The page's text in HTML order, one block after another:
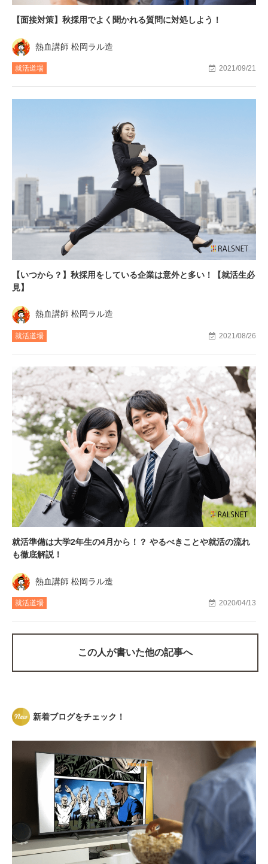
【面接対策】秋採用でよく聞かれる質問に対処しよう！
熱血講師 松岡ラル造
就活道場 2021/09/21
【いつから？】秋採用をしている企業は意外と多い！【就活生必
見】
熱血講師 松岡ラル造
就活道場 2021/08/26
就活準備は大学2年生の4月から！？ やるべきことや就活の流れ
も徹底解説！
熱血講師 松岡ラル造
就活道場 2020/04/13
この人が書いた他の記事へ
新着ブログをチェック！